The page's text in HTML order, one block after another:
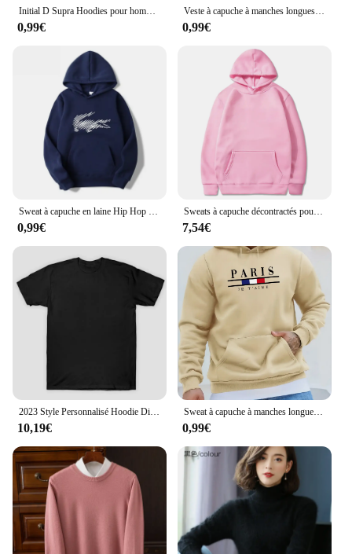
Initial D Supra Hoodies pour hommes et femmes, Manga Print At Casual Sweat-shirt, manches longues, style japonais, printemps automne S-3xl
0,99€
Veste à capuche à manches longues PVD pour hommes, fermeture à glissière, sweat-shirt Slim Fit, vêtements pour hommes, automne
0,99€
Sweat à capuche en laine Hip Hop pour hommes et femmes, sweat-shirt imprimé à la mode, noir, gris, rose, vêtements de rue de marque
0,99€
Sweats à capuche décontractés pour hommes, pulls à capuche PVD, sweat-shirt masculin, haut solide, document, mode
7,54€
10,19€
Sweat à capuche à manches longues pour hommes avec poche kangourou, sweat-shirt sourire, style sport de rue, décontracté, à la mode, automne et hiver
0,99€